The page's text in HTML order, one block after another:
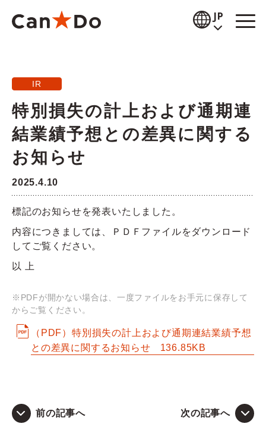
JP
お知らせ
商品情報
店舗検索
採用情報
企業情報
IR情報
Q&A
IR
特別損失の計上および通期連
結業績予想との差異に関する
お知らせ
2025.4.10
標記のお知らせを発表いたしました。
内容につきましては、ＰＤＦファイルをダウンロード
してご覧ください。
以 上
※PDFが開かない場合は、一度ファイルをお手元に保存して
からご覧ください。
（PDF）特別損失の計上および通期連結業績予想
との差異に関するお知らせ
136.85KB
前の記事へ 次の記事へ